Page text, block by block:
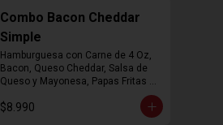
Combo Bacon Cheddar
Simple
Hamburguesa con Carne de 4 Oz,
Bacon, Queso Cheddar, Salsa de
Queso y Mayonesa, Papas Fritas
$8.990